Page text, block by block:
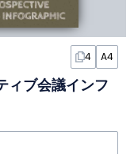
4 A4
ィブ会議インフ